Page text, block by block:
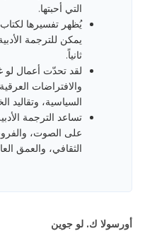
التي أحبتها.
يُظهر تفسيرها
يمكن للترجمة
ثانياً.
لقد تحدّت أعمال لو
والافتراضات
السياسية، وتقاليد
تساعد الترجمة
على الصوت،
الثقافي، والعمق
أورسولا ك. لو جوين